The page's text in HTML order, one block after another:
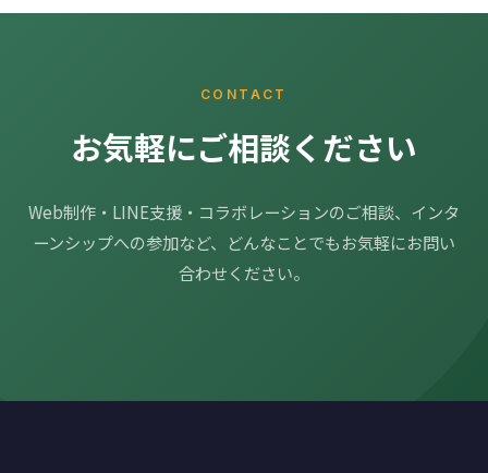
CONTACT
お気軽にご相談ください
Web制作・LINE支援・コラボレーションのご相談、インタ
ーンシップへの参加など、どんなことでもお気軽にお問い
合わせください。